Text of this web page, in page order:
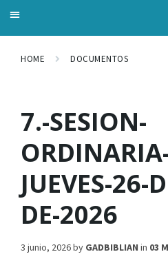
HOME DOCUMENTOS
7.-SESION-
JUEVES-26-
DE-2026
3 junio, 2026by GADBIBLIAN in 03